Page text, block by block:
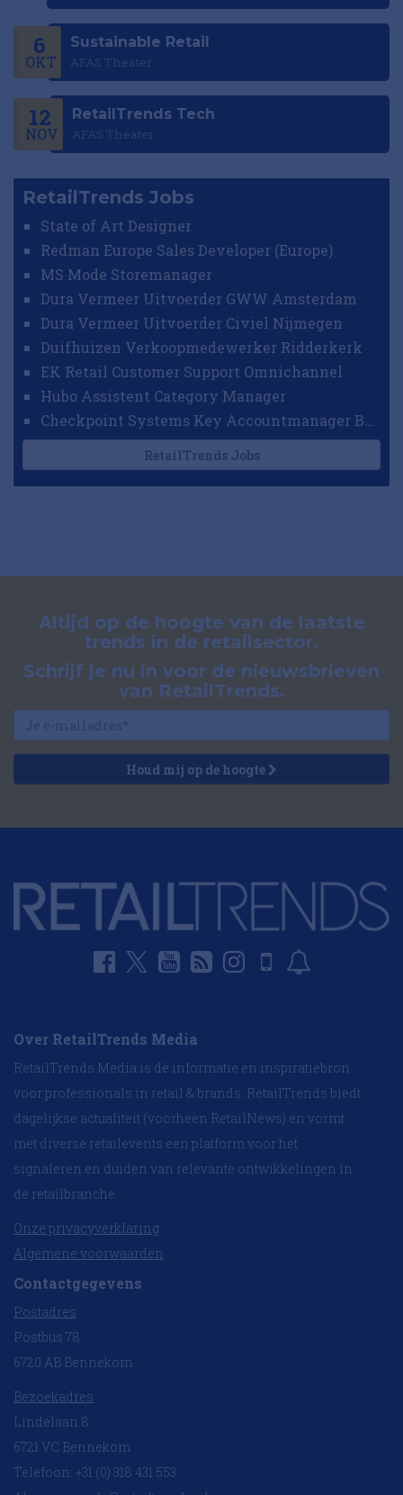
6
OKT
Sustainable Retail
AFAS Theater
12
NOV
RetailTrends Tech
AFAS Theater
RetailTrends Jobs
State of Art Designer
Redman Europe Sales Developer (Europe)
MS Mode Storemanager
Dura Vermeer Uitvoerder GWW Amsterdam
Dura Vermeer Uitvoerder Civiel Nijmegen
Duifhuizen Verkoopmedewerker Ridderkerk
EK Retail Customer Support Omnichannel
Hubo Assistent Category Manager
Checkpoint Systems Key Accountmanager Benelux
RetailTrends Jobs
Altijd op de hoogte van de laatste
trends in de retailsector.
Schrijf je nu in voor de nieuwsbrieven
van RetailTrends.
Houd mij op de hoogte
Over RetailTrends Media
RetailTrends Media is dé informatie en inspiratiebron
voor professionals in retail & brands. RetailTrends biedt
dagelijkse actualiteit (voorheen RetailNews) en vormt
met diverse retailevents een platform voor het
signaleren en duiden van relevante ontwikkelingen in
de retailbranche.
Onze privacyverklaring
Algemene voorwaarden
Contactgegevens
Postadres
Postbus 78
6720 AB Bennekom
Bezoekadres
Lindelaan 8
6721 VC Bennekom
Telefoon: +31 (0) 318 431 553